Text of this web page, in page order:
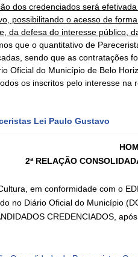
dos credenciados será
possibilitando o acesso de
da defesa do interesse público,
que o quantitativo de
sendo que as contratações
Oficial do Município de Belo
os inscritos pelo interesse
Lei Paulo Gustavo
2ª RELAÇÃO
em conformidade com o
no Diário Oficial do Município
CREDENCIADOS,